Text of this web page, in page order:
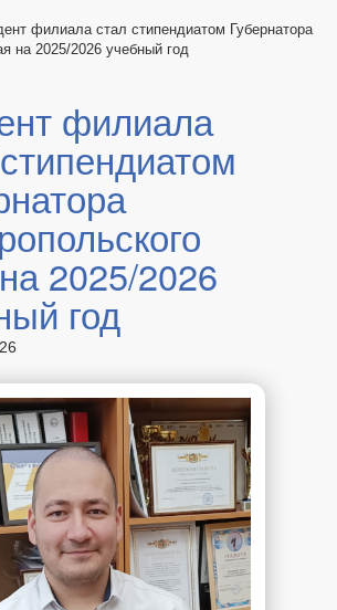
филиала стал стипендиатом Губернатора
на 2025/2026 учебный год
филиала
2025/2026
год